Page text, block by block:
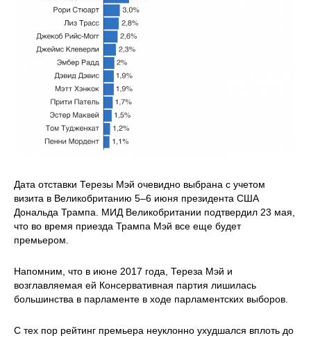
Дата отставки Терезы Мэй очевидно выбрана с учетом
визита в Великобританию 5–6 июня президента США
Дональда Трампа. МИД Великобритании подтвердил 23 мая,
что во время приезда Трампа Мэй все еще будет
премьером.
Напомним, что в июне 2017 года, Тереза Мэй и
возглавляемая ей Консервативная партия лишилась
большинства в парламенте в ходе парламентских выборов.
С тех пор рейтинг премьера неуклонно ухудшался вплоть до